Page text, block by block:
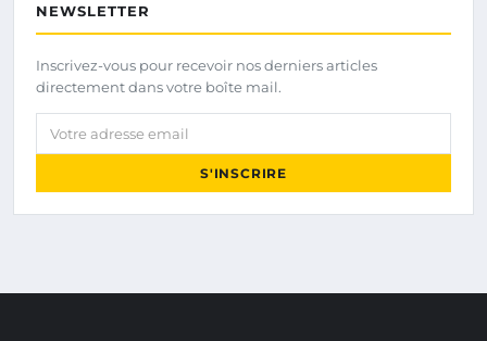
NEWSLETTER
Inscrivez-vous pour recevoir nos derniers articles
directement dans votre boîte mail.
Votre adresse email
S'INSCRIRE